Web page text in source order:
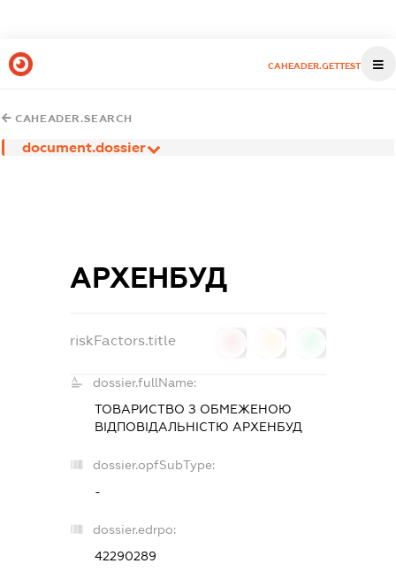
CAHEADER.GETTEST
CAHEADER.SEARCH
document.dossier
АРХЕНБУД
riskFactors.title
dossier.fullName:
ТОВАРИСТВО З ОБМЕЖЕНОЮ
ВІДПОВІДАЛЬНІСТЮ АРХЕНБУД
dossier.opfSubType:
-
dossier.edrpo:
42290289